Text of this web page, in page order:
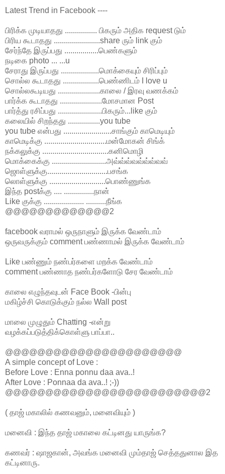
Latest Trend in Facebook ----
பிரிக்க முடியாதது ................ பிகரும் அதிக request டும்
பிரிய கூடாதது .......................share ரும் link கும்
சேர்ந்தே இருப்பது .................பெண்களும்
நடிகை photo ... ...u
சேராது இருப்பது ...................மொக்கையும் சிரிப்பும்
சொல்ல கூடாதது ..................பெண்ணிடம் I love u
சொல்லகூடியது .....................காலை / இரவு வணக்கம்
பார்க்க கூடாதது .....................மோசமான Post
பார்த்து ரசிப்பது ......................பிகரும்...like கும்
கலையில் சிறந்தது ................you tube
you tube என்பது ........................சாங்கும் காமெடியும்
காமெடிக்கு ...............................மன்மோகன் சிங்க்
நக்கலுக்கு .................................கனிமொழி
மொக்கைக்கு ...........................அவ்வ்வ்வவ்வ்வ்வவ்
ஜொள்ளுக்கு..............................பசங்க
லொள்ளுக்கு ............................பொண்ணுங்க
இந்த postக்கு .... ...............நான்
Like குக்கு .................... ..........நீங்க
@@@@@@@@@@@@@2
facebook வராமல் ஒருநாளும் இருக்க வேண்டாம்
ஒருவருக்கும் comment பண்ணாமல் இருக்க வேண்டாம்
Like பண்ணும் நண்பர்களை மறக்க வேண்டாம்
comment பண்ணாத நண்பர்களோடு சேர வேண்டாம்
காலை எழுந்தவுடன் Face Book -பின்பு
மகிழ்ச்சி கொடுக்கும் நல்ல Wall post
மாலை முழுதும் Chatting -என்று
வழக்கப்படுத்திக்கொள்ளு பாப்பா..
@@@@@@@@@@@@@@@@@@@@@@
A simple concept of Love :
Before Love : Enna ponnu daa ava..!
After Love : Ponnaa da ava..! ;-))
@@@@@@@@@@@@@@@@@@@@@@@@@2
‎( தாஜ் மகாலில் கணவனும், மனைவியும் )
மனைவி : இந்த தாஜ் மகாலை கட்டினது யாருங்க?
கணவர் : ஷாஜகான், அவங்க மனைவி மும்தாஜ் செத்ததுனால இத
கட்டினாரு.